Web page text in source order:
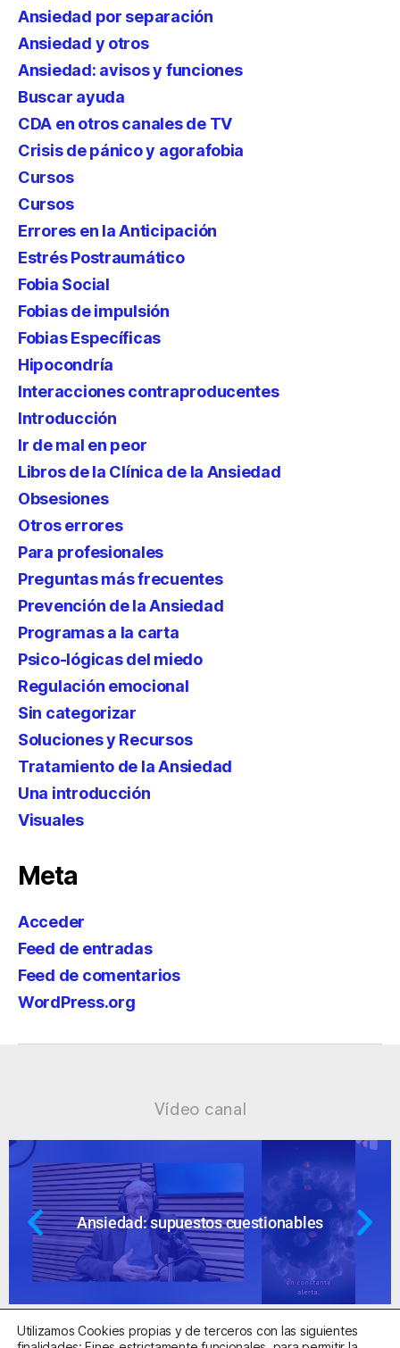
Ansiedad por separación
Ansiedad y otros
Ansiedad: avisos y funciones
Buscar ayuda
CDA en otros canales de TV
Crisis de pánico y agorafobia
Cursos
Cursos
Errores en la Anticipación
Estrés Postraumático
Fobia Social
Fobias de impulsión
Fobias Específicas
Hipocondría
Interacciones contraproducentes
Introducción
Ir de mal en peor
Libros de la Clínica de la Ansiedad
Obsesiones
Otros errores
Para profesionales
Preguntas más frecuentes
Prevención de la Ansiedad
Programas a la carta
Psico-lógicas del miedo
Regulación emocional
Sin categorizar
Soluciones y Recursos
Tratamiento de la Ansiedad
Una introducción
Visuales
Meta
Acceder
Feed de entradas
Feed de comentarios
WordPress.org
Vídeo canal
Ansiedad: supuestos cuestionables
Utilizamos Cookies propias y de terceros con las siguientes